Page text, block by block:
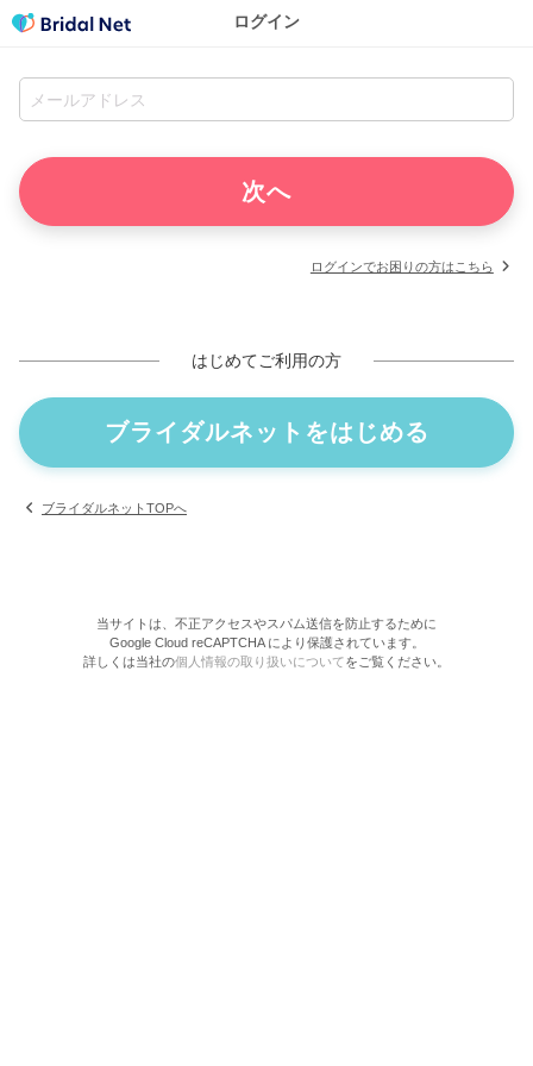
ログイン
ログインでお困りの方はこちら
はじめてご利用の方
ブライダルネットをはじめる
ブライダルネットTOPへ
当サイトは、不正アクセスやスパム送信を防止するために
Google Cloud reCAPTCHA により保護されています。
詳しくは当社の個人情報の取り扱いについてをご覧ください。